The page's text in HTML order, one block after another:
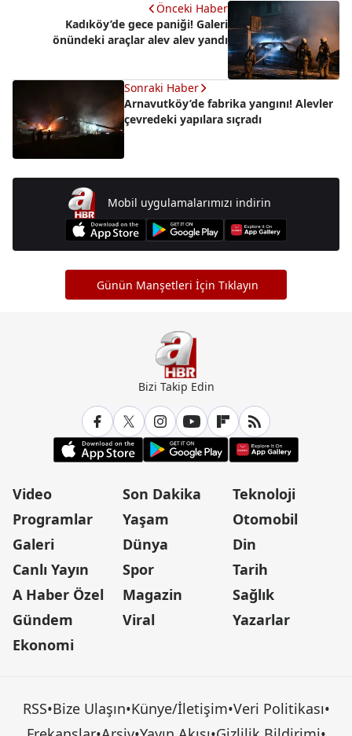
Önceki Haber
Kadıköy’de gece paniği! Galeri
önündeki araçlar alev alev yandı
Sonraki Haber
Arnavutköy’de fabrika yangını! Alevler
çevredeki yapılara sıçradı
Mobil uygulamalarımızı indirin
Günün Manşetleri İçin Tıklayın
Bizi Takip Edin
Video
Programlar
Galeri
Canlı Yayın
A Haber Özel
Gündem
Ekonomi
Son Dakika
Yaşam
Dünya
Spor
Magazin
Viral
Teknoloji
Otomobil
Din
Tarih
Sağlık
Yazarlar
RSS•Bize Ulaşın•Künye/İletişim•Veri Politikası•